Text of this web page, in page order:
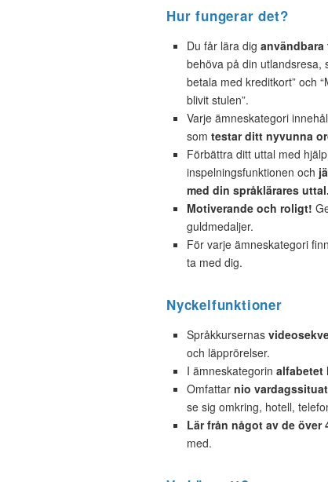
Hur fungerar det?
Du får lära dig användbara
behöva på din utlandsresa,
betala med kreditkort” och
blivit stulen”.
Varje ämneskategori
som testar ditt nyvunna
Förbättra ditt uttal med
inspelningsfunktionen och
med din språklärares uttal.
Motiverande och roligt!
guldmedaljer.
För varje ämneskategori
ta med dig.
Nyckelfunktioner
Språkkursernas
och läpprörelser.
I ämneskategorin alfabetet
Omfattar nio
se sig omkring, hotell,
Lär från något av de över
med.